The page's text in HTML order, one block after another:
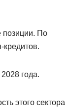
позиции. По
кредитов.
года.
этого сектора